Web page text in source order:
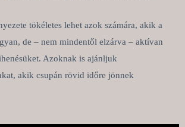
tökéletes lehet azok számára, akik a
de – nem mindentől elzárva – aktívan
Azoknak is ajánljuk
akik csupán rövid időre jönnek